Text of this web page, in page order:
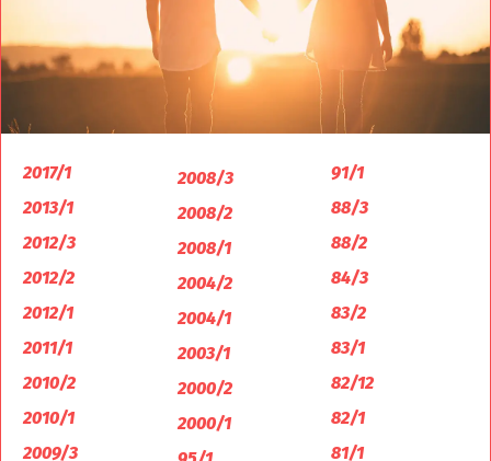
2017/1
2013/1
2012/3
2012/2
2012/1
2011/1
2010/2
2010/1
2009/3
2008/3
2008/2
2008/1
2004/2
2004/1
2003/1
2000/2
2000/1
91/1
88/3
88/2
84/3
83/2
83/1
82/12
82/1
81/1